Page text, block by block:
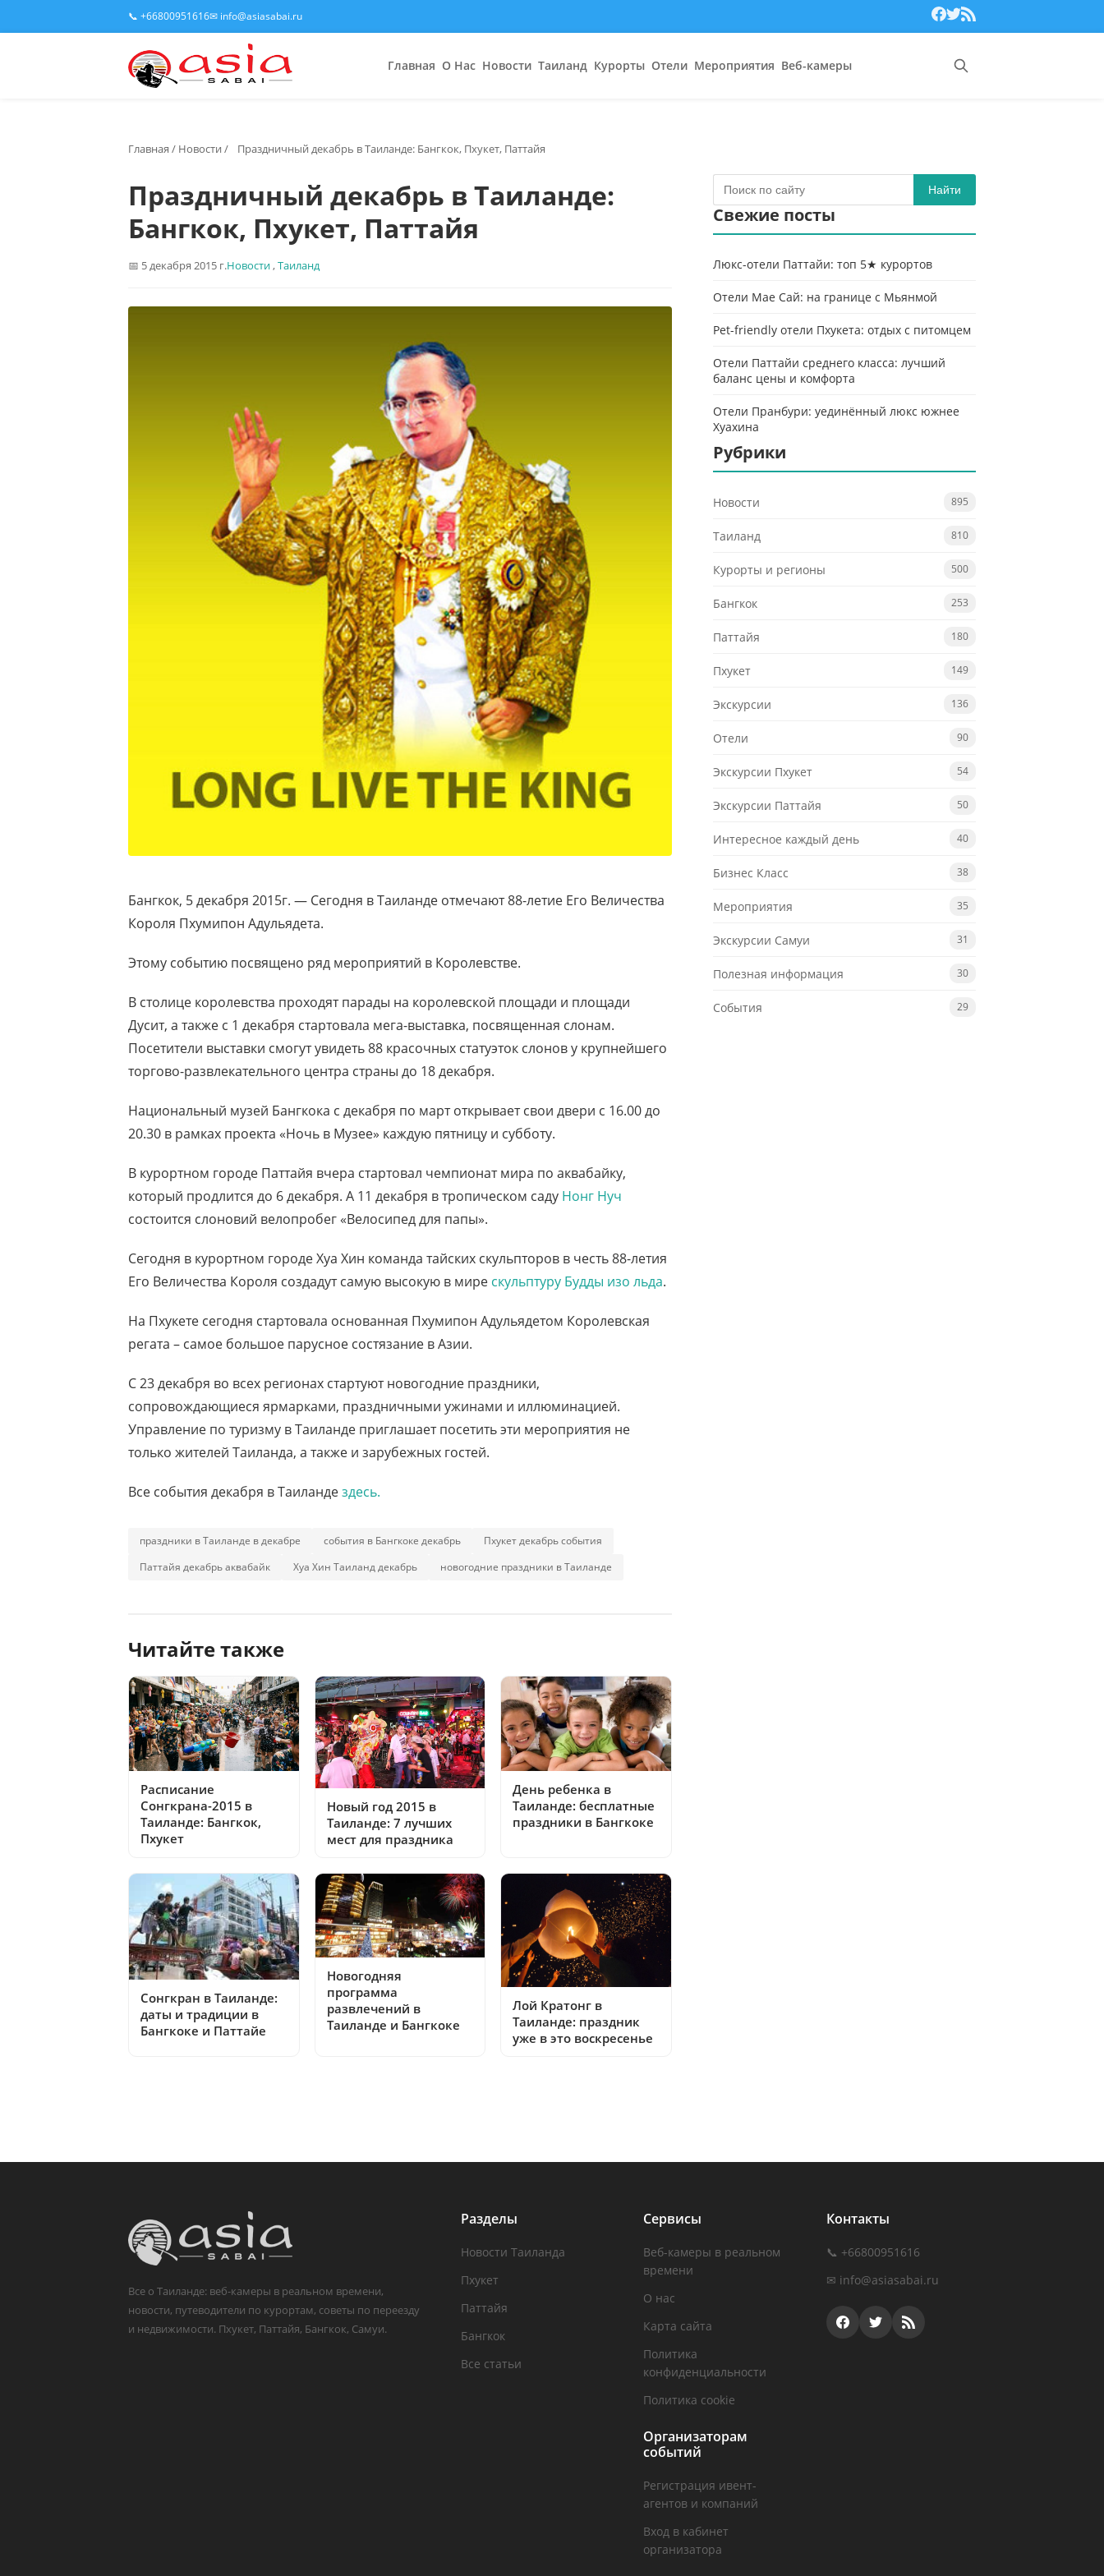
📞 +66800951616✉ info@asiasabai.ru
Главная О Нас Новости Таиланд Курорты Отели Мероприятия Веб-камеры
Главная / Новости / Праздничный декабрь в Таиланде: Бангкок, Пхукет, Паттайя
Праздничный декабрь в Таиланде:
Бангкок, Пхукет, Паттайя
5 декабря 2015 г.Новости,Таиланд
Бангкок, 5 декабря 2015г. — Сегодня в Таиланде отмечают 88-летие Его Величества
Короля Пхумипон Адульядета.
Этому событию посвящено ряд мероприятий в Королевстве.
В столице королевства проходят парады на королевской площади и площади
Дусит, а также с 1 декабря стартовала мега-выставка, посвященная слонам.
Посетители выставки смогут увидеть 88 красочных статуэток слонов у крупнейшего
торгово-развлекательного центра страны до 18 декабря.
Национальный музей Бангкока с декабря по март открывает свои двери с 16.00 до
20.30 в рамках проекта «Ночь в Музее» каждую пятницу и субботу.
В курортном городе Паттайя вчера стартовал чемпионат мира по аквабайку,
который продлится до 6 декабря. А 11 декабря в тропическом саду Нонг Нуч
состоится слоновий велопробег «Велосипед для папы».
Сегодня в курортном городе Хуа Хин команда тайских скульпторов в честь 88-летия
Его Величества Короля создадут самую высокую в мире скульптуру Будды изо льда.
На Пхукете сегодня стартовала основанная Пхумипон Адульядетом Королевская
регата – самое большое парусное состязание в Азии.
С 23 декабря во всех регионах стартуют новогодние праздники,
сопровождающиеся ярмарками, праздничными ужинами и иллюминацией.
Управление по туризму в Таиланде приглашает посетить эти мероприятия не
только жителей Таиланда, а также и зарубежных гостей.
Все события декабря в Таиландездесь.
праздники в Таиланде в декабре события в Бангкоке декабрь
Пхукет декабрь события
Паттайя декабрь аквабайк
Хуа Хин Таиланд декабрь новогодние праздники в Таиланде
Читайте также
Расписание
Сонгкрана-2015 в
Таиланде: Бангкок,
Пхукет
Новый год 2015 в
Таиланде: 7 лучших
мест для праздника
День ребенка в
Таиланде: бесплатные
праздники в Бангкоке
Сонгкран в Таиланде:
даты и традиции в
Бангкоке и Паттайе
Новогодняя
программа
развлечений в
Таиланде и Бангкоке
Лой Кратонг в
Таиланде: праздник
уже в это воскресенье
Найти
Свежие посты
Люкс-отели Паттайи: топ 5★ курортов
Отели Мае Сай: на границе с Мьянмой
Pet-friendly отели Пхукета: отдых с питомцем
Отели Паттайи среднего класса: лучший
баланс цены и комфорта
Отели Пранбури: уединённый люкс южнее
Хуахина
Рубрики
Новости 895
Таиланд 810
Курорты и регионы 500
Бангкок 253
Паттайя 180
Пхукет 149
Экскурсии 136
Отели 90
Экскурсии Пхукет 54
Экскурсии Паттайя 50
Интересное каждый день 40
Бизнес Класс 38
Мероприятия 35
Экскурсии Самуи 31
Полезная информация 30
События 29
Все о Таиланде: веб-камеры в реальном времени,
новости, путеводители по курортам, советы по переезду
и недвижимости. Пхукет, Паттайя, Бангкок, Самуи.
Разделы
Новости Таиланда
Пхукет
Паттайя
Бангкок
Все статьи
Сервисы
Веб-камеры в реальном
времени
О нас
Карта сайта
Политика
конфиденциальности
Политика cookie
Организаторам
событий
Регистрация ивент-
агентов и компаний
Вход в кабинет
организатора
Контакты
📞 +66800951616
✉ info@asiasabai.ru